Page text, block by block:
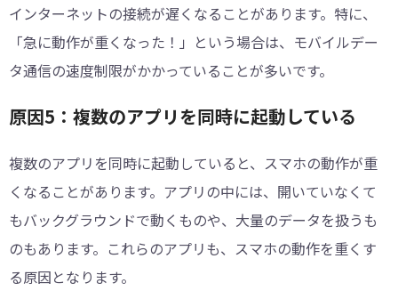
インターネットの接続が遅くなることがあります。特に、
「急に動作が重くなった！」という場合は、モバイルデー
タ通信の速度制限がかかっていることが多いです。
原因5：複数のアプリを同時に起動している
複数のアプリを同時に起動していると、スマホの動作が重
くなることがあります。アプリの中には、開いていなくて
もバックグラウンドで動くものや、大量のデータを扱うも
のもあります。これらのアプリも、スマホの動作を重くす
る原因となります。